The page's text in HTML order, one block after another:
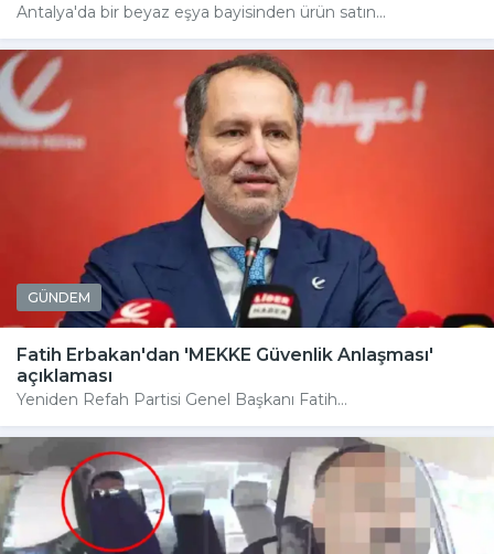
Antalya'da bir beyaz eşya bayisinden ürün satın...
GÜNDEM
Fatih Erbakan'dan 'MEKKE Güvenlik Anlaşması'
açıklaması
Yeniden Refah Partisi Genel Başkanı Fatih...